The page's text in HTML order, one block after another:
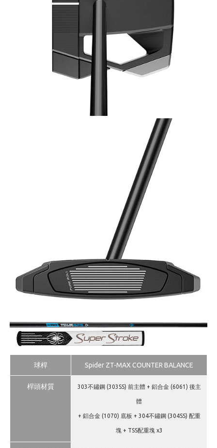
球桿 Spider ZT-MAX COUNTER BALANCE
桿頭材質 303不鏽鋼 (303SS) 前主體 + 鋁合金 (6061) 後主
體
+ 鋁合金 (1070) 底板 + 304不鏽鋼 (304SS) 配重
塊 + TSS配重塊 x3